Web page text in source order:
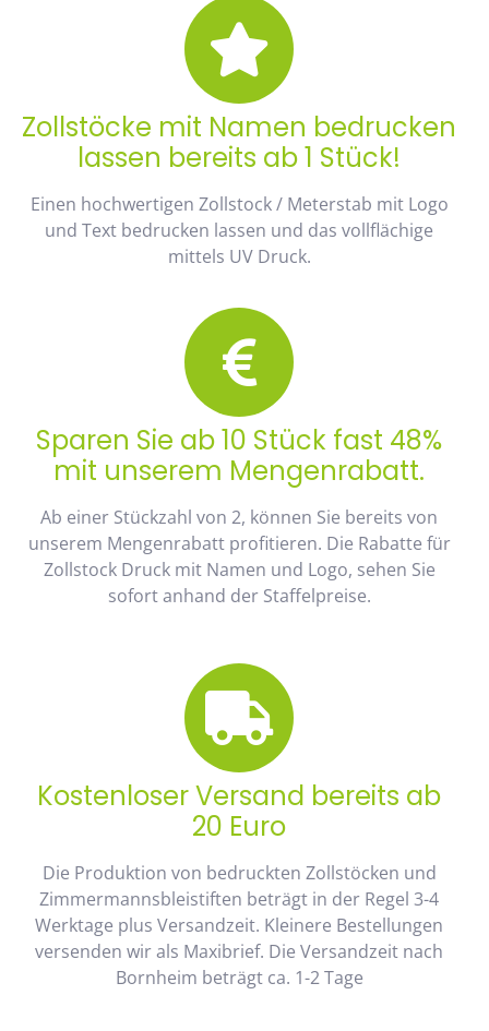
Zollstöcke mit Namen bedrucken
lassen bereits ab 1 Stück!
Einen hochwertigen Zollstock / Meterstab mit Logo
und Text bedrucken lassen und das vollflächige
mittels UV Druck.
Sparen Sie ab 10 Stück fast 48%
mit unserem Mengenrabatt.
Ab einer Stückzahl von 2, können Sie bereits von
unserem Mengenrabatt profitieren. Die Rabatte für
Zollstock Druck mit Namen und Logo, sehen Sie
sofort anhand der Staffelpreise.
Kostenloser Versand bereits ab
20 Euro
Die Produktion von bedruckten Zollstöcken und
Zimmermannsbleistiften beträgt in der Regel 3-4
Werktage plus Versandzeit. Kleinere Bestellungen
versenden wir als Maxibrief. Die Versandzeit nach
Bornheim beträgt ca. 1-2 Tage